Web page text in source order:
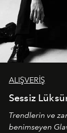
ALIŞVERİŞ
Sessiz
Trendlerin ve
benimseyen